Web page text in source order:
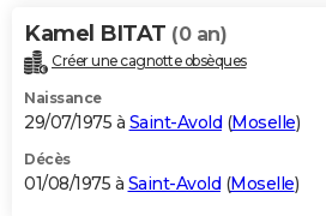
Kamel BITAT (0 an)
Créer une cagnotte obsèques
Naissance
29/07/1975 à Saint-Avold (Moselle)
Décès
01/08/1975 à Saint-Avold (Moselle)